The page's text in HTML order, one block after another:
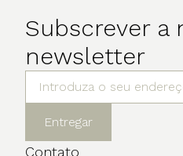
Subscrever a
newsletter
Entregar
Contato